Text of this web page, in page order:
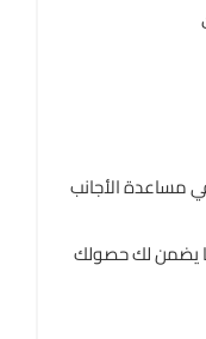
مساعدة الأجانب
يضمن لك حصولك